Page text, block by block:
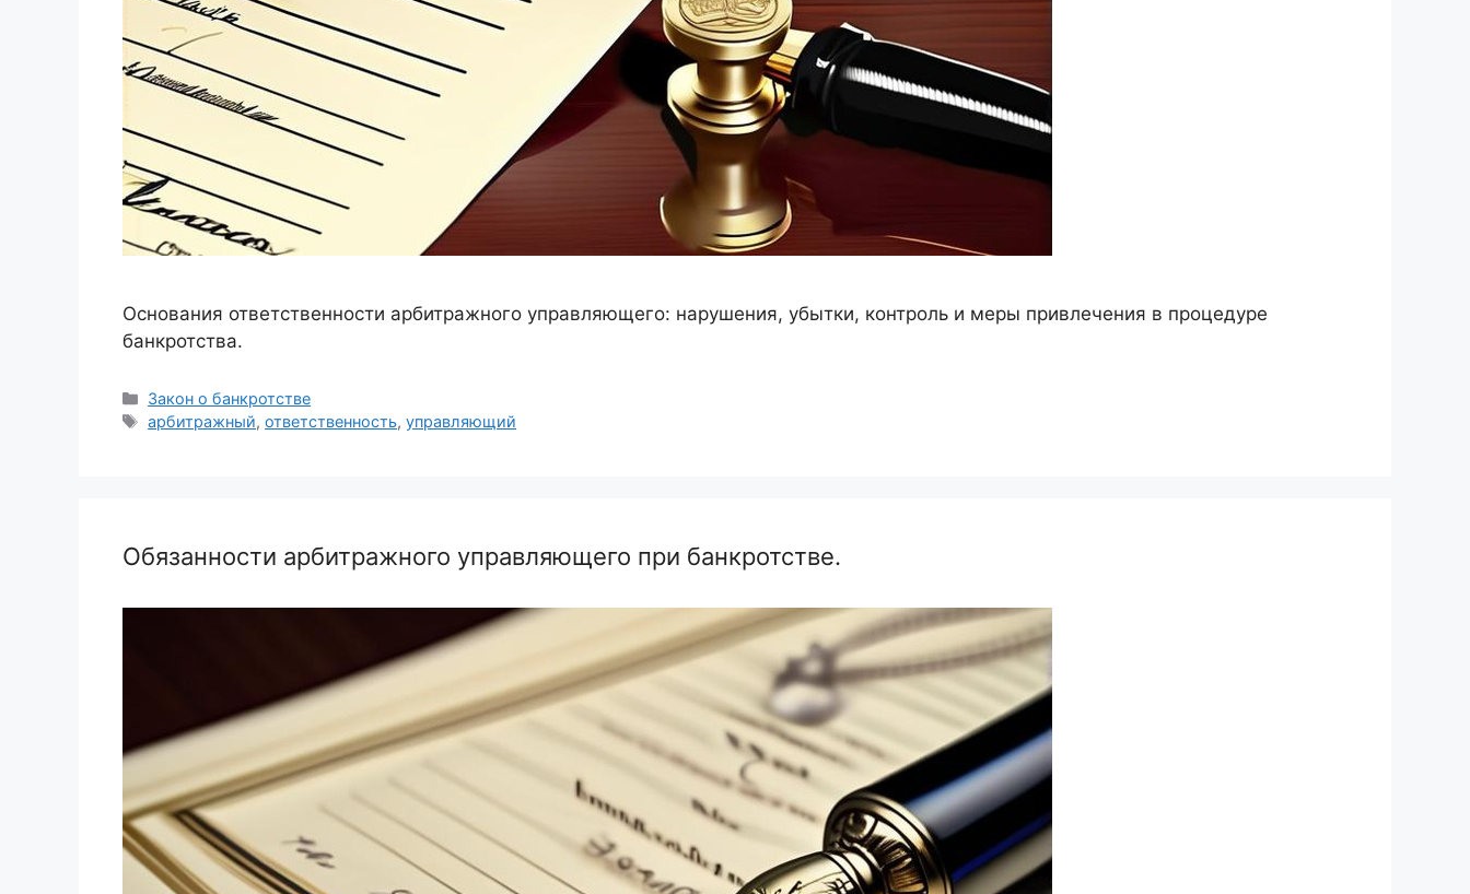
Основания ответственности арбитражного управляющего: нарушения, убытки, контроль и меры привлечения в процедуре
банкротства.
Рубрики
Закон о банкротстве
Метки
арбитражный,ответственность,управляющий
Обязанности арбитражного управляющего при банкротстве.